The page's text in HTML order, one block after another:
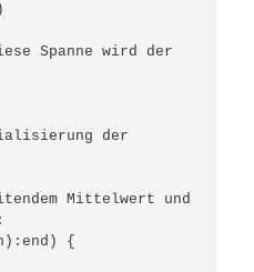
Spanne wird der
der
Mittelwert und
{